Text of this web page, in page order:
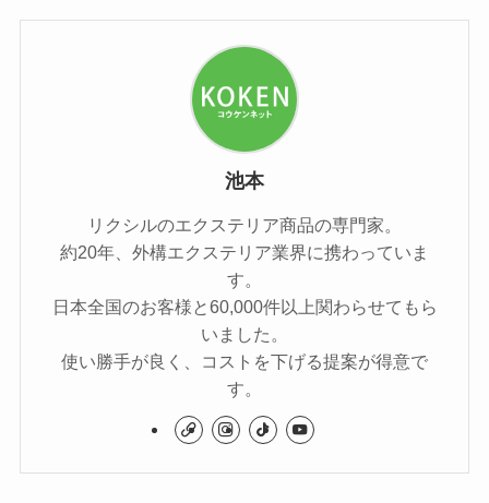
池本
リクシルのエクステリア商品の専門家。
約20年、外構エクステリア業界に携わっていま
す。
日本全国のお客様と60,000件以上関わらせてもら
いました。
使い勝手が良く、コストを下げる提案が得意で
す。